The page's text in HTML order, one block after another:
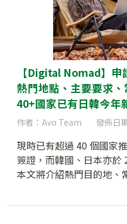
【Digital Nomad】申
熱門地點、主要要求、
40+國家已有日韓今年
作者：Avo Team 發佈日
現時已有超過 40 個國家
簽證，而韓國、日本亦於
本文將介紹熱門目的地、